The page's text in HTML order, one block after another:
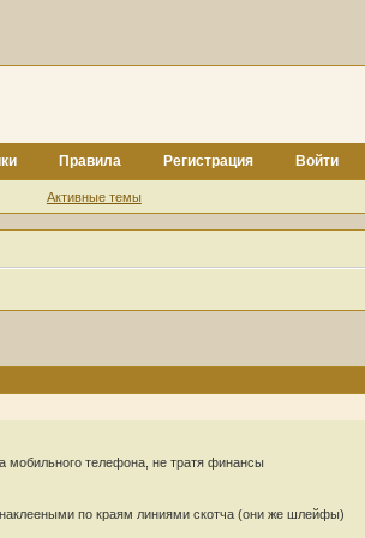
Правила Регистрация Войти
Активные темы
мобильного телефона, не тратя финансы
по краям линиями скотча (они же шлейфы)